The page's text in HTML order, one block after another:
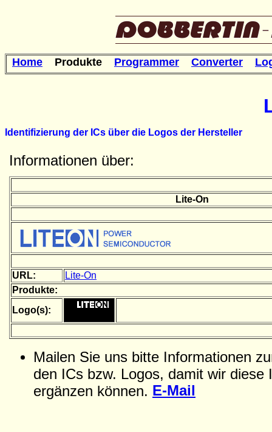
Home Produkte Programmer Converter
Identifizierung der ICs über die Logos der Hersteller
Informationen über:
Lite-On
URL:
Lite-On
Produkte:
Logo(s):
Mailen Sie uns bitte Informationen
den ICs bzw. Logos, damit wir diese
ergänzen können. E-Mail